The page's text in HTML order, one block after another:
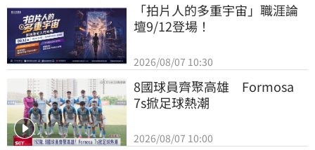
「拍片人的多重宇宙」職涯論
壇9/12登場！
2026/08/07 10:30
8國球員齊聚高雄　Formosa
7s掀足球熱潮
2026/08/07 10:00